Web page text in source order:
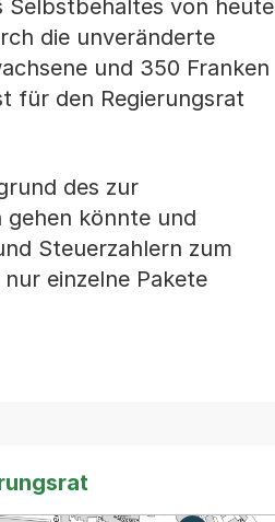
Selbstbehaltes von heute
die unveränderte
und 350 Franken
für den Regierungsrat
des zur
gehen könnte und
Steuerzahlern zum
einzelne Pakete